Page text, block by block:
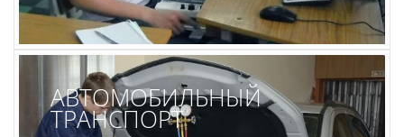
АВТОМОБИЛЬНЫЙ
ТРАНСПОРТ